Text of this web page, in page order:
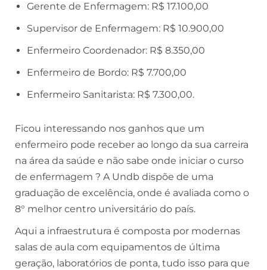
Gerente de Enfermagem: R$ 17.100,00
Supervisor de Enfermagem: R$ 10.900,00
Enfermeiro Coordenador: R$ 8.350,00
Enfermeiro de Bordo: R$ 7.700,00
Enfermeiro Sanitarista: R$ 7.300,00.
Ficou interessando nos ganhos que um
enfermeiro pode receber ao longo da sua carreira
na área da saúde e não sabe onde iniciar o curso
de enfermagem ? A Undb dispõe de uma
graduação de excelência, onde é avaliada como o
8° melhor centro universitário do país.
Aqui a infraestrutura é composta por modernas
salas de aula com equipamentos de última
geração, laboratórios de ponta, tudo isso para que